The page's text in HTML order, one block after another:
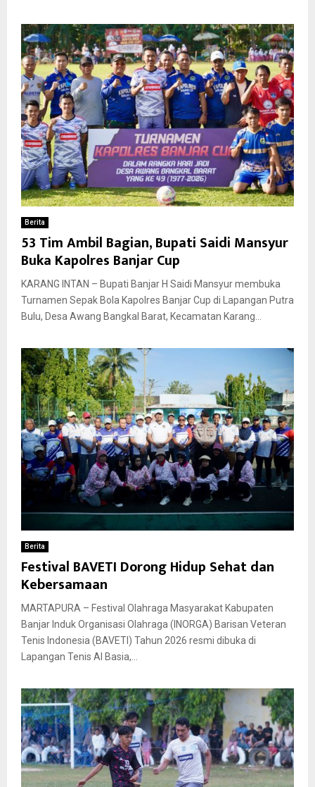
Berita
53 Tim Ambil Bagian, Bupati Saidi Mansyur
Buka Kapolres Banjar Cup
KARANG INTAN – Bupati Banjar H Saidi Mansyur membuka
Turnamen Sepak Bola Kapolres Banjar Cup di Lapangan Putra
Bulu, Desa Awang Bangkal Barat, Kecamatan Karang...
Berita
Festival BAVETI Dorong Hidup Sehat dan
Kebersamaan
MARTAPURA – Festival Olahraga Masyarakat Kabupaten
Banjar Induk Organisasi Olahraga (INORGA) Barisan Veteran
Tenis Indonesia (BAVETI) Tahun 2026 resmi dibuka di
Lapangan Tenis Al Basia,...